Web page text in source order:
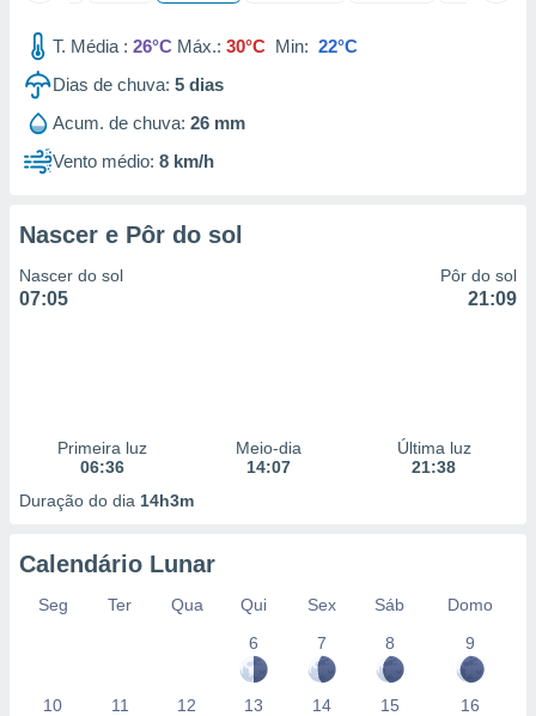
T. Média : 26°C Máx.: 30°C Min: 22°C
Dias de chuva: 5 dias
Acum. de chuva: 26 mm
Vento médio: 8 km/h
Nascer e Pôr do sol
Nascer do sol
07:05
Pôr do sol
21:09
Primeira luz
06:36
Meio-dia
14:07
Última luz
21:38
Duração do dia 14h3m
Calendário Lunar
Seg Ter Qua Qui Sex Sáb
Domo
6
7 8 9
10 11 12 13 14 15 16